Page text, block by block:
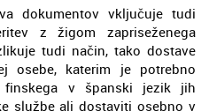
dokumentov vključuje tudi
z žigom zapriseženega
tudi način, tako dostave
osebe, katerim je potrebno
finskega v španski jezik jih
službe ali dostaviti osebno v